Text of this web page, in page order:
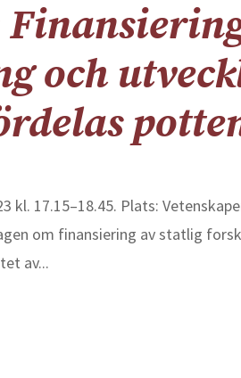
och
kl. 17.15–18.45. Plats:
om finansiering av statlig
av...